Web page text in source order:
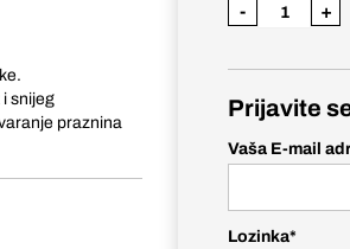
i snijeg
praznina
- +
Prijavite
Vaša E-mail
Lozinka*